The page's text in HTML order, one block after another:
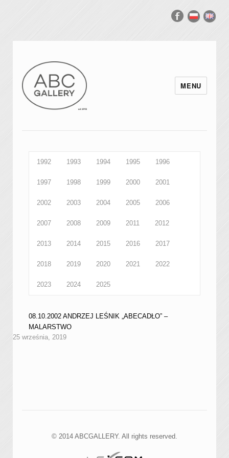
MENU
1992 1993 1994 1995 1996
1997 1998 1999 2000 2001
2002 2003 2004 2005 2006
2007 2008 2009 2011 2012
2013 2014 2015 2016 2017
2018 2019 2020 2021 2022
2023 2024 2025
08.10.2002 ANDRZEJ LEŚNIK „ABECADŁO” –
MALARSTWO
25 września, 2019
© 2014 ABCGALLERY. All rights reserved.